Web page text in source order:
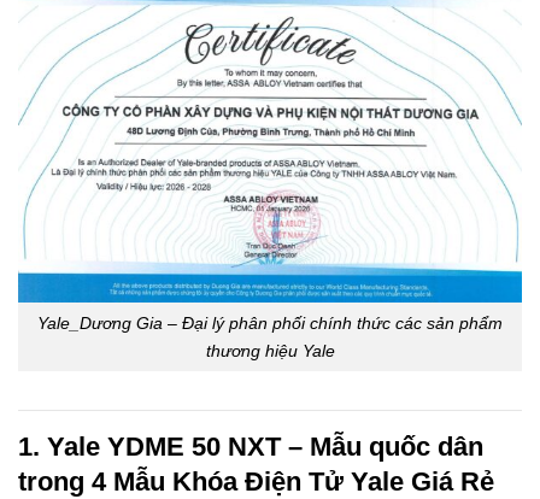
Yale_Dương Gia – Đại lý phân phối chính thức các sản phẩm
thương hiệu Yale
1. Yale YDME 50 NXT – Mẫu quốc dân
trong 4 Mẫu Khóa Điện Tử Yale Giá Rẻ